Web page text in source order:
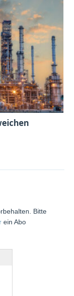
Bitte
ein Abo